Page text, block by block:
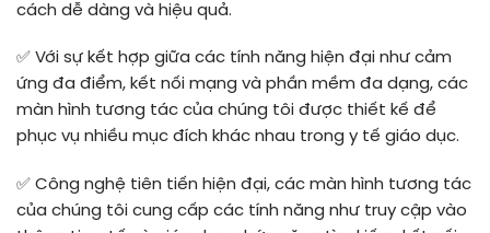
cách dễ dàng và hiệu quả.
✅ Với sự kết hợp giữa các tính năng hiện đại như cảm
ứng đa điểm, kết nối mạng và phần mềm đa dạng, các
màn hình tương tác của chúng tôi được thiết kế để
phục vụ nhiều mục đích khác nhau trong y tế giáo dục.
✅ Công nghệ tiên tiến hiện đại, các màn hình tương tác
của chúng tôi cung cấp các tính năng như truy cập vào